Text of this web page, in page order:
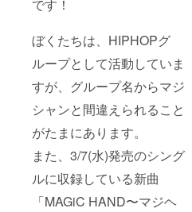
です！
ぼくたちは、HIPHOPグ
ループとして活動していま
すが、グループ名からマジ
シャンと間違えられること
がたまにあります。
また、3/7(水)発売のシング
ルに収録している新曲
「MAGiC HAND〜マジヘ